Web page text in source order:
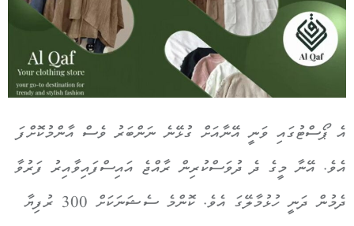
އެ ޕޯސްޓުގައި ވަނީ އޭނާއަށް ގުޅޭނެ ނަންބަރު ވެސް އާންމުކޮށްފަ
އެވެ. އޭނާ މީގެ ދެ ދުވަސްކުރިން ރާއްޖެ އައިސްފައިވާއިރު ފަރުވާ
ދެމުން ދަނީ ހުޅުމާލޭގަ އެވެ. ކޮންމެ ސެޝަނަކަށް 300 ރުފިޔާ